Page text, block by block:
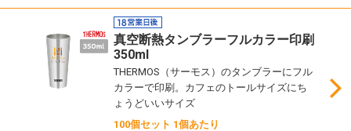
真空断熱タンブラーフルカラー印刷
350ml
THERMOS（サーモス）のタンブラーにフル
カラーで印刷。カフェのトールサイズにち
ょうどいいサイズ
100個セット 1個あたり